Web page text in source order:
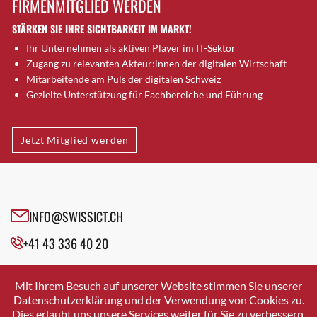
Brugg AG
Brütten
Bubendorf
Bubikon
Buchs (SG)
Bäretswil
Bülach
Cazis
Crissier
Davos Platz
Dierikon
Dietikon
FIRMENMITGLIED WERDEN
STÄRKEN SIE IHRE SICHTBARKEIT IM MARKT!
Ihr Unternehmen als aktiven Player im IT-Sektor
Zugang zu relevanten Akteur:innen der digitalen Wirtschaft
Mitarbeitende am Puls der digitalen Schweiz
Gezielte Unterstützung für Fachbereiche und Führung
Jetzt Mitglied werden
INFO@SWISSICT.CH
+41 43 336 40 20
SWISSICT
VULKANSTRASSE 120
8048 ZURICH
Mit Ihrem Besuch auf unserer Website stimmen Sie unserer
Datenschutzerklärung und der Verwendung von Cookies zu.
Dies erlaubt uns unsere Services weiter für Sie zu verbessern.